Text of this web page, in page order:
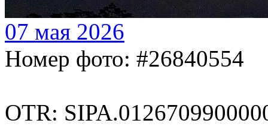
07 мая 2026
Номер фото: #26840554
OTR: